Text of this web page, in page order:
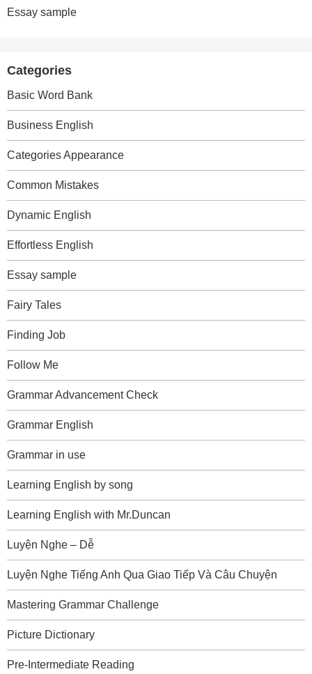
Essay sample
Categories
Basic Word Bank
Business English
Categories Appearance
Common Mistakes
Dynamic English
Effortless English
Essay sample
Fairy Tales
Finding Job
Follow Me
Grammar Advancement Check
Grammar English
Grammar in use
Learning English by song
Learning English with Mr.Duncan
Luyện Nghe – Dễ
Luyện Nghe Tiếng Anh Qua Giao Tiếp Và Câu Chuyện
Mastering Grammar Challenge
Picture Dictionary
Pre-Intermediate Reading